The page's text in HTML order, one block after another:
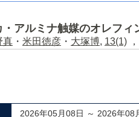
アルミナ触媒のオレフィ
真 ・ 米田徳彦 ・ 大塚博, 13(1)
2026年05月08日 ～ 2026年08